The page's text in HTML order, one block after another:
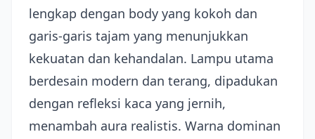
lengkap dengan body yang kokoh dan
garis-garis tajam yang menunjukkan
kekuatan dan kehandalan. Lampu utama
berdesain modern dan terang, dipadukan
dengan refleksi kaca yang jernih,
menambah aura realistis. Warna dominan